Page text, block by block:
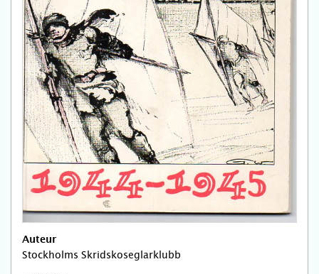
Auteur
Stockholms Skridskoseglarklubb